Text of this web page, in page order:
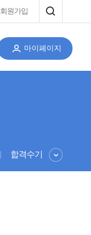
회원가입
마이페이지
합격수기